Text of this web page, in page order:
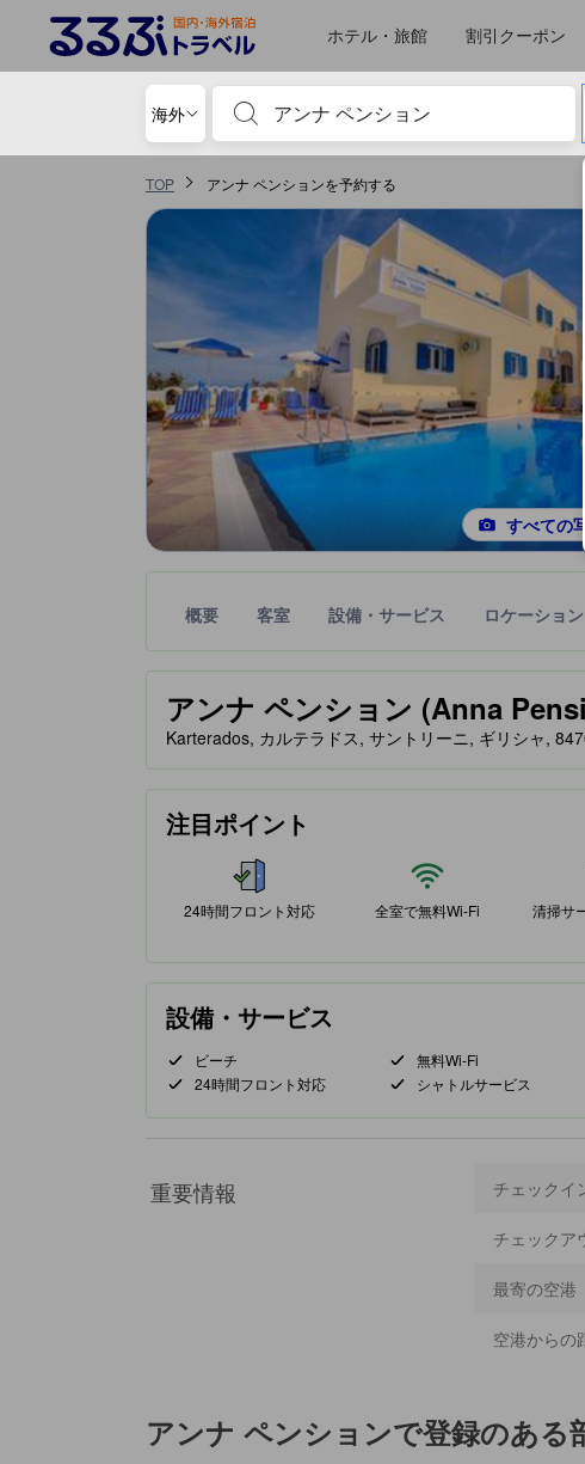
ホテル・旅館 割引クーポン
海外
宿泊施設名やキーワードを入力し、矢印キーやタ
TOP アンナ ペンションを予約する
すべての
概要 客室 設備・サービス ロケーション
アンナ ペンション (Anna
星評価、最高5の内2
tooltip
星評価は、提携サイトから受け取った情報であり、宿泊
Karterados, カルテラドス, サントリーニ, ギリシャ,
注目ポイント
24時間フロント対応 全室で無料Wi-Fi 清掃サ
設備・サービス
ビーチ 無料Wi-Fi
24時間フロント対応
シャトルサービス
重要情報 チェックイ
チェックア
最寄の空港
空港からの
アンナ ペンションで登録のある